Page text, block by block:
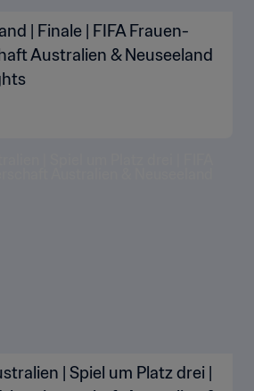
| Finale | FIFA Frauen-
Australien & Neuseeland
| Spiel um Platz drei |